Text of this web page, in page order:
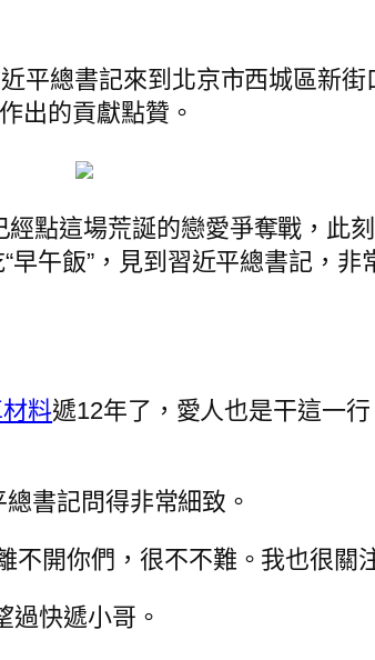
平總書記來到北京市西城區新街
出的貢獻點贊。
點這場荒誕的戀愛爭奪戰，此
午飯”，見到習近平總書記，
料遞12年了，愛人也是干這一
總書記問得非常細致。
不開你們，很不不難。我也很關
過快遞小哥。